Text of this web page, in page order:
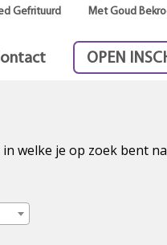
Gefrituurd Met Goud
OPEN
welke je op zoek bent